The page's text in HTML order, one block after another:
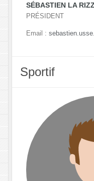
SÉBASTIEN LA
PRÉSIDENT
Email :
Sportif